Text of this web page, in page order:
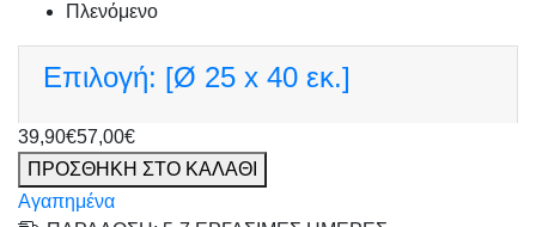
Πλενόμενο
Επιλογή: [Ø 25 x 40 εκ.]
39,90€57,00€
ΠΡΟΣΘΗΚΗ ΣΤΟ ΚΑΛΑΘΙ
Αγαπημένα